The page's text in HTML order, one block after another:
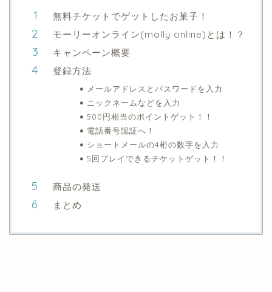
無料チケットでゲットしたお菓子！
モーリーオンライン(molly online)とは！？
キャンペーン概要
登録方法
メールアドレスとパスワードを入力
ニックネームなどを入力
500円相当のポイントゲット！！
電話番号認証へ！
ショートメールの4桁の数字を入力
5回プレイできるチケットゲット！！
商品の発送
まとめ